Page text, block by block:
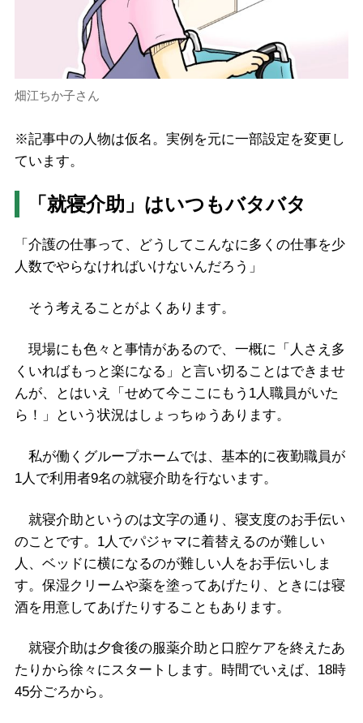
畑江ちか子さん
※記事中の人物は仮名。実例を元に一部設定を変更し
ています。
「就寝介助」はいつもバタバタ
「介護の仕事って、どうしてこんなに多くの仕事を少
人数でやらなければいけないんだろう」
そう考えることがよくあります。
現場にも色々と事情があるので、一概に「人さえ多
くいればもっと楽になる」と言い切ることはできませ
んが、とはいえ「せめて今ここにもう1人職員がいた
ら！」という状況はしょっちゅうあります。
私が働くグループホームでは、基本的に夜勤職員が
1人で利用者9名の就寝介助を行ないます。
就寝介助というのは文字の通り、寝支度のお手伝い
のことです。1人でパジャマに着替えるのが難しい
人、ベッドに横になるのが難しい人をお手伝いしま
す。保湿クリームや薬を塗ってあげたり、ときには寝
酒を用意してあげたりすることもあります。
就寝介助は夕食後の服薬介助と口腔ケアを終えたあ
たりから徐々にスタートします。時間でいえば、18時
45分ごろから。